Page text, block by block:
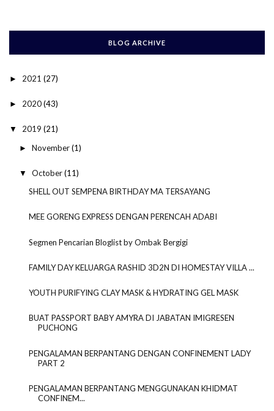
BLOG ARCHIVE
► 2021 (27)
► 2020(43)
▼ 2019 (21)
► November(1)
▼ October(11)
SHELL OUT SEMPENA BIRTHDAY MA TERSAYANG
MEE GORENG EXPRESS DENGAN PERENCAH ADABI
Segmen Pencarian Bloglist by Ombak Bergigi
FAMILY DAY KELUARGA RASHID 3D2N DI HOMESTAY VILLA ...
YOUTH PURIFYING CLAY MASK & HYDRATING GEL MASK
BUAT PASSPORT BABY AMYRA DI JABATAN IMIGRESEN
PUCHONG
PENGALAMAN BERPANTANG DENGAN CONFINEMENT LADY
PART 2
PENGALAMAN BERPANTANG MENGGUNAKAN KHIDMAT
CONFINEM...